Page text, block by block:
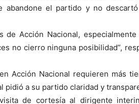
abandone el partido y no
de Acción Nacional,
no cierro ninguna posibilidad”,
Acción Nacional requieren más
a su partido claridad y
de cortesía al dirigente